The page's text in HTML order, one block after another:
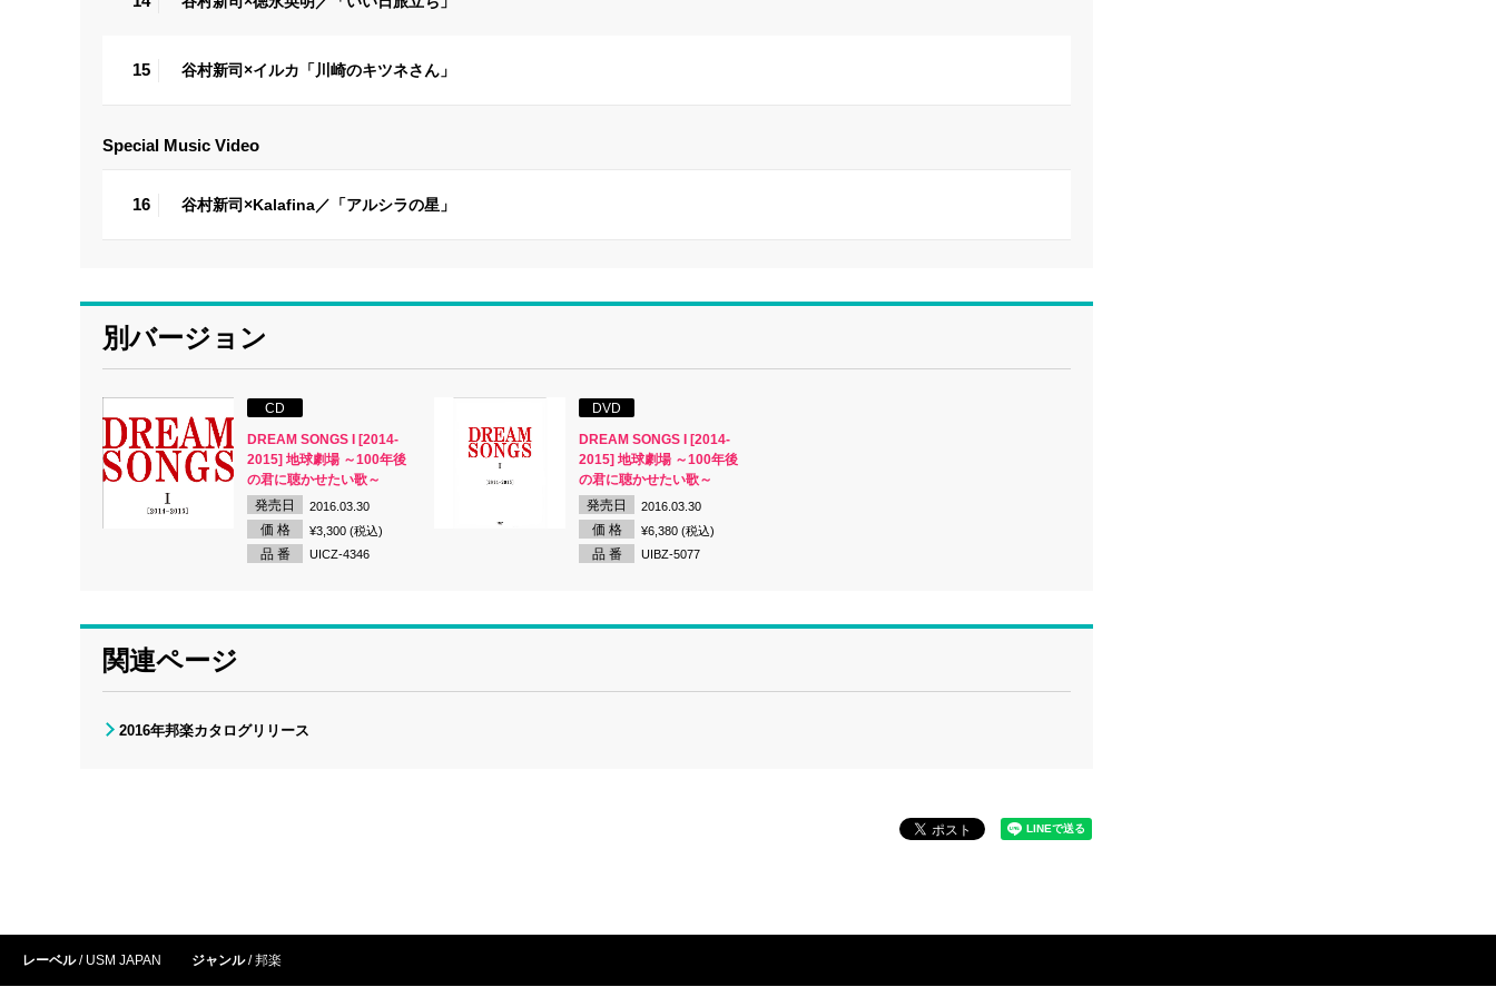
15 谷村新司×イルカ「川崎のキツネさん」
Special Music Video
16 谷村新司×Kalafina／「アルシラの星」
別バージョン
CD
DREAM SONGS I [2014-
2015] 地球劇場 ～100年後
の君に聴かせたい歌～
発売日
2016.03.30
価 格 ¥3,300 (税込)
品 番 UICZ-4346
DVD
DREAM SONGS I [2014-
2015] 地球劇場 ～100年後
の君に聴かせたい歌～
発売日
2016.03.30
価 格 ¥6,380 (税込)
品 番 UIBZ-5077
関連ページ
2016年邦楽カタログリリース
レーベル USM JAPAN ジャンル 邦楽